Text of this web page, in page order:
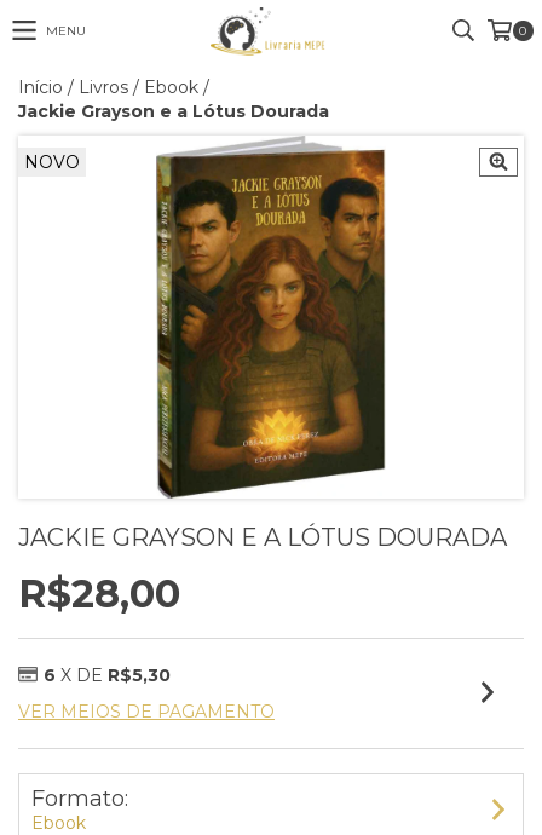
MENU 0
Início / Livros / Ebook /
Jackie Grayson e a Lótus Dourada
NOVO
JACKIE GRAYSON E A LÓTUS DOURADA
R$28,00
6 X DE R$5,30
VER MEIOS DE PAGAMENTO
Formato:
Ebook